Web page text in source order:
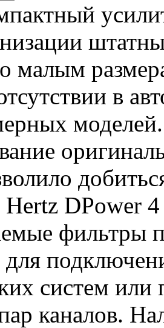
малым
в
моделей.
DPower 4
фильтры
для
систем
каналов.